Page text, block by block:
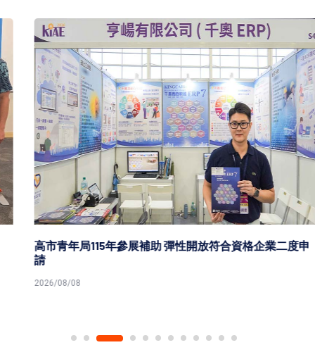
高市青年局115年參展補助 彈性開放符合資格企業二度申
2026/08/08